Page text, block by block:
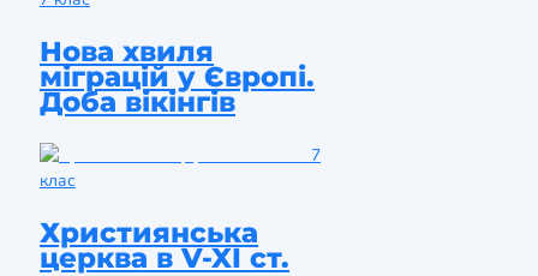
Нова хвиля
міграцій у Європі.
Доба вікінгів
7
клас
Християнська
церква в V-XI ст.